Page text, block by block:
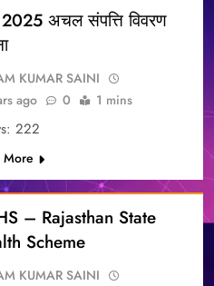
अचल संपत्ति विवरण
KUMAR SAINI
ago
0 1 mins
222
More
– Rajasthan State
Scheme
KUMAR SAINI